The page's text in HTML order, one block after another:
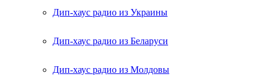
Дип-хаус радио из Украины
Дип-хаус радио из Беларуси
Дип-хаус радио из Молдовы